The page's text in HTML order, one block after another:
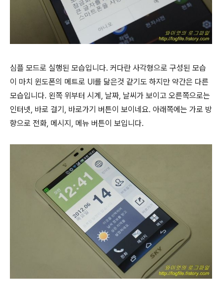
심플 모드로 실행된 모습입니다. 커다란 사각형으로 구성된 모습
이 마치 윈도폰의 메트로 UI를 닮은것 같기도 하지만 약간은 다른
모습입니다. 왼쪽 위부터 시계, 날짜, 날씨가 보이고 오른쪽으로는
인터넷, 바로 걸기, 바로가기 버튼이 보이네요. 아래쪽에는 가로 방
향으로 전화, 메시지, 메뉴 버튼이 보입니다.